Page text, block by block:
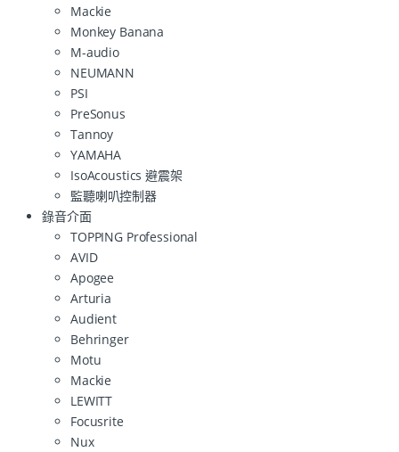
Mackie
Monkey Banana
M-audio
NEUMANN
PSI
PreSonus
Tannoy
YAMAHA
IsoAcoustics 避震架
監聽喇叭控制器
錄音介面
TOPPING Professional
AVID
Apogee
Arturia
Audient
Behringer
Motu
Mackie
LEWITT
Focusrite
Nux